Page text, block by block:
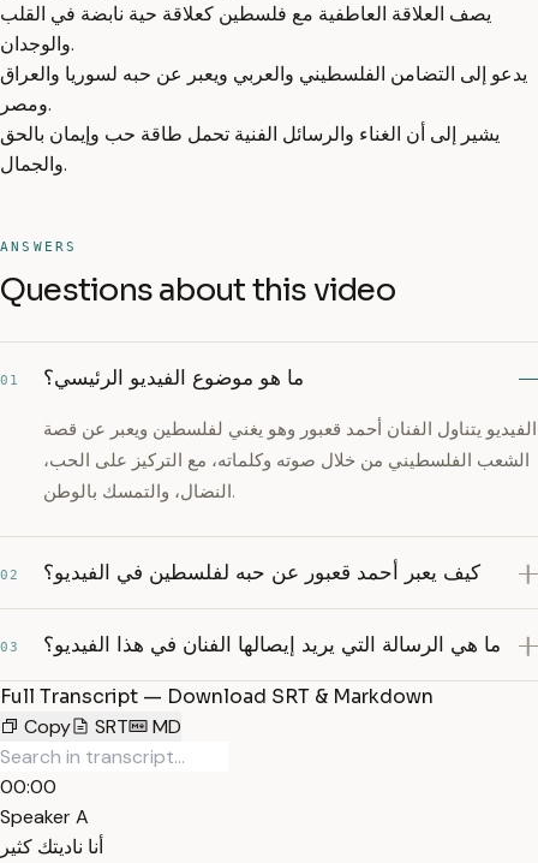
يصف العلاقة العاطفية مع فلسطين كعلاقة حية نابضة في القلب
والوجدان.
يدعو إلى التضامن الفلسطيني والعربي ويعبر عن حبه لسوريا والعراق
ومصر.
يشير إلى أن الغناء والرسائل الفنية تحمل طاقة حب وإيمان بالحق
والجمال.
ANSWERS
Questions about this video
01 ما هو موضوع الفيديو الرئيسي؟
الفيديو يتناول الفنان أحمد قعبور وهو يغني لفلسطين ويعبر عن قصة
الشعب الفلسطيني من خلال صوته وكلماته، مع التركيز على الحب،
النضال، والتمسك بالوطن.
02 كيف يعبر أحمد قعبور عن حبه لفلسطين في الفيديو؟
03 ما هي الرسالة التي يريد إيصالها الفنان في هذا الفيديو؟
Full Transcript — Download SRT & Markdown
Copy
SRT MD
00:00
Speaker A
أنا ناديتك كثير